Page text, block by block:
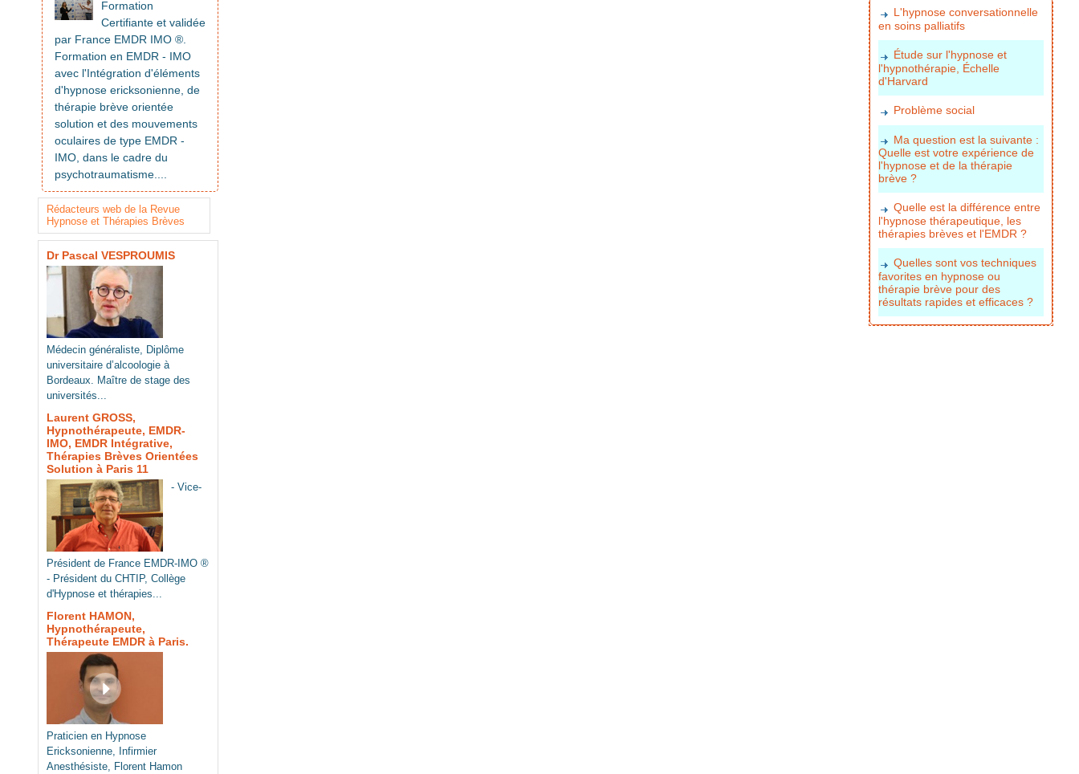
Formation
Certifiante et validée
par France EMDR IMO ®.
Formation en EMDR - IMO
avec l'Intégration d'éléments
d'hypnose ericksonienne, de
thérapie brève orientée
solution et des mouvements
oculaires de type EMDR -
IMO, dans le cadre du
psychotraumatisme....
Rédacteurs web de la Revue
Hypnose et Thérapies Brèves
Dr Pascal VESPROUMIS
Médecin généraliste, Diplôme
universitaire d’alcoologie à
Bordeaux. Maître de stage des
universités...
Laurent GROSS,
Hypnothérapeute, EMDR-
IMO, EMDR Intégrative,
Thérapies Brèves Orientées
Solution à Paris 11
- Vice-
Président de France EMDR-IMO ®
- Président du CHTIP, Collège
d'Hypnose et thérapies...
Florent HAMON,
Hypnothérapeute,
Thérapeute EMDR à Paris.
Praticien en Hypnose
Ericksonienne, Infirmier
Anesthésiste, Florent Hamon
L'hypnose conversationnelle
en soins palliatifs
Étude sur l'hypnose et
l'hypnothérapie, Échelle
d'Harvard
Problème social
Ma question est la suivante :
Quelle est votre expérience de
l'hypnose et de la thérapie
brève ?
Quelle est la différence entre
l'hypnose thérapeutique, les
thérapies brèves et l'EMDR ?
Quelles sont vos techniques
favorites en hypnose ou
thérapie brève pour des
résultats rapides et efficaces ?